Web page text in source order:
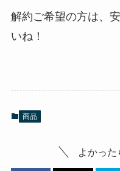
解約ご希望の方は、
いね！
商品
よかった